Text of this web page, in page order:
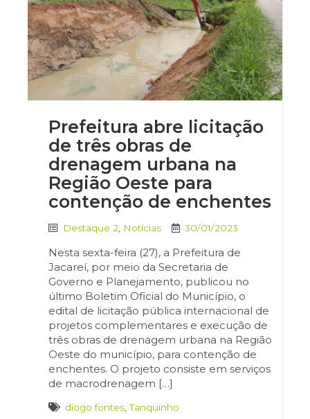
Prefeitura abre licitação
de três obras de
drenagem urbana na
Região Oeste para
contenção de enchentes
Destaque 2 Notícias 30/01/2023
Nesta sexta-feira (27), a Prefeitura de
Jacareí, por meio da Secretaria de
Governo e Planejamento, publicou no
último Boletim Oficial do Município, o
edital de licitação pública internacional de
projetos complementares e execução de
três obras de drenagem urbana na Região
Oeste do município, para contenção de
enchentes. O projeto consiste em serviços
de macrodrenagem […]
diogo fontes ,Tanquinho